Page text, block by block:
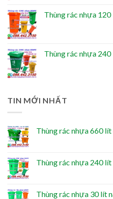
Thùng rác nhựa
Thùng rác nhựa
TIN MỚI NHẤT
Thùng rác nhựa 660
Thùng rác nhựa 240
Thùng rác nhựa 30 lít